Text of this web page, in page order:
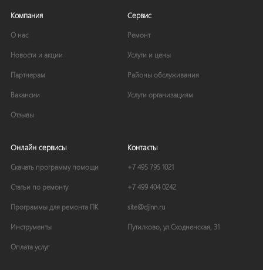
Компания
О нас
Новости и акции
Партнерам
Вакансии
Отзывы
Сервис
Ремонт
Услуги и цены
Районы обслуживания
Услуги организациям
Онлайн сервисы
Скачать программу помощи
Статьи по ремонту
Программы для ремонта ПК
Инструменты
Оплата услуг
Контакты
+7 495 795 1021
+7 499 404 0242
site@djinn.ru
Путилково, ул.Сходненская, 31